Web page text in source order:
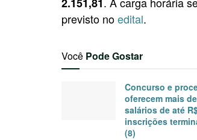
previsto noedital.
Você Pode Gostar
Concurso e
oferecem mais
salários de até
inscrições
(8)